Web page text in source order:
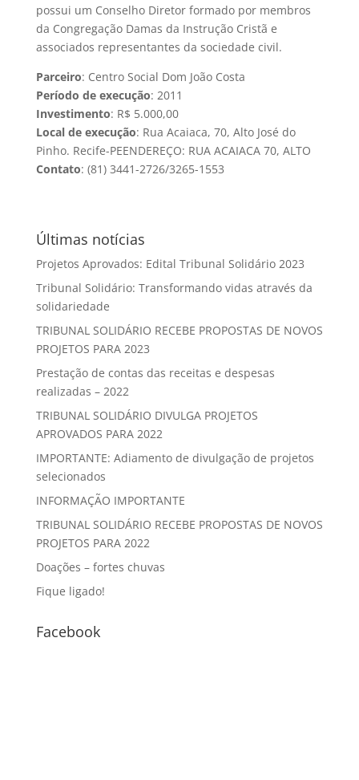
possui um Conselho Diretor formado por membros
da Congregação Damas da Instrução Cristã e
associados representantes da sociedade civil.
Parceiro: Centro Social Dom João Costa
Período de execução: 2011
Investimento: R$ 5.000,00
Local de execução: Rua Acaiaca, 70, Alto José do
Pinho. Recife-PEENDEREÇO: RUA ACAIACA 70, ALTO
Contato: (81) 3441-2726/3265-1553
Últimas notícias
Projetos Aprovados: Edital Tribunal Solidário 2023
Tribunal Solidário: Transformando vidas através da
solidariedade
TRIBUNAL SOLIDÁRIO RECEBE PROPOSTAS DE NOVOS
PROJETOS PARA 2023
Prestação de contas das receitas e despesas
realizadas – 2022
TRIBUNAL SOLIDÁRIO DIVULGA PROJETOS
APROVADOS PARA 2022
IMPORTANTE: Adiamento de divulgação de projetos
selecionados
INFORMAÇÃO IMPORTANTE
TRIBUNAL SOLIDÁRIO RECEBE PROPOSTAS DE NOVOS
PROJETOS PARA 2022
Doações – fortes chuvas
Fique ligado!
Facebook